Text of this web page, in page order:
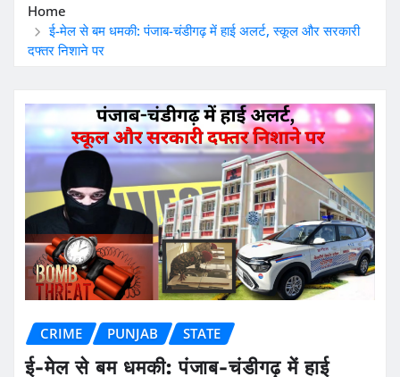
Home
ई-मेल से बम धमकी: पंजाब-चंडीगढ़ में हाई अलर्ट, स्कूल और सरकारी
दफ्तर निशाने पर
CRIME PUNJAB STATE
ई-मेल से बम धमकी: पंजाब-चंडीगढ़ में हाई